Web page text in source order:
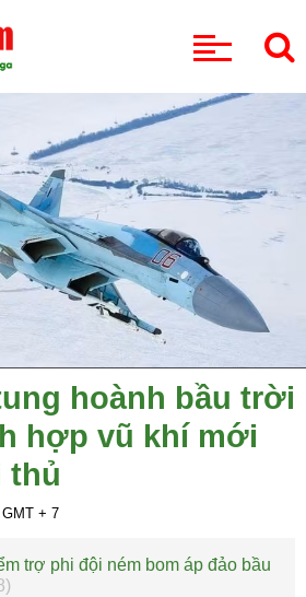
hoành bầu trời
hợp vũ khí mới
thủ
GMT + 7
trợ phi đội ném bom áp đảo bầu